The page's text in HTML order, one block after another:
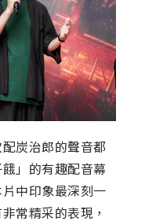
炭治郎的聲音都
」的有趣配音幕
中印象最深刻一
常精采的表現，